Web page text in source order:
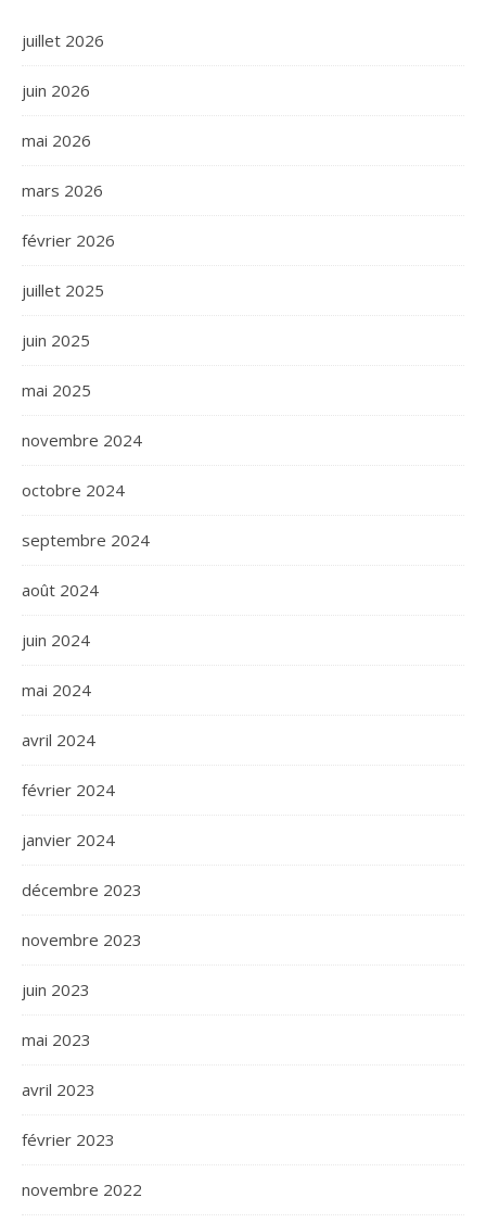
juillet 2026
juin 2026
mai 2026
mars 2026
février 2026
juillet 2025
juin 2025
mai 2025
novembre 2024
octobre 2024
septembre 2024
août 2024
juin 2024
mai 2024
avril 2024
février 2024
janvier 2024
décembre 2023
novembre 2023
juin 2023
mai 2023
avril 2023
février 2023
novembre 2022